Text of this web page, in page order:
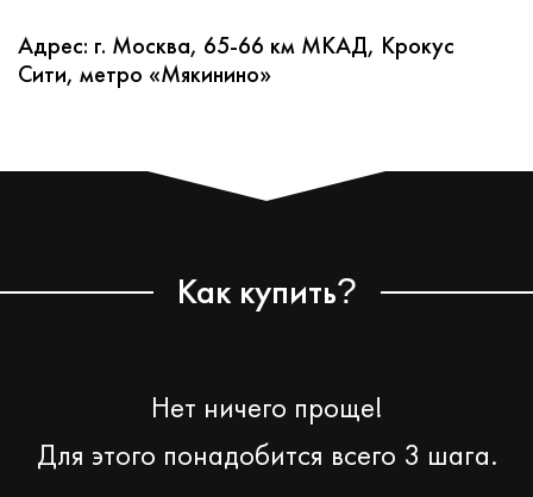
Адрес: г. Москва, 65-66 км МКАД, Крокус
Сити, метро «Мякинино»
Как купить?
Нет ничего проще!
Для этого понадобится всего 3 шага.